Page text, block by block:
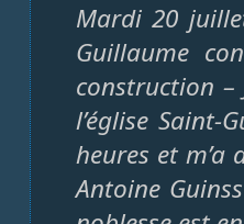
Mardi 20
Guillaume
construction
l’église
heures et
Antoine